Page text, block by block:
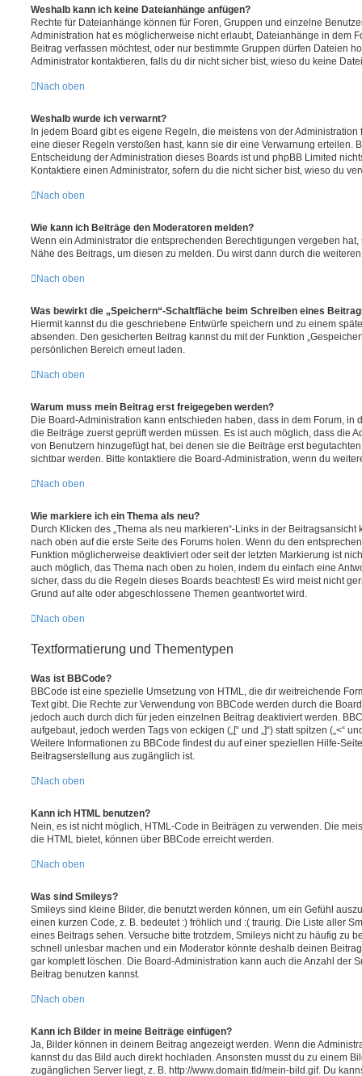
Weshalb kann ich keine Dateianhänge anfügen?
Rechte für Dateianhänge können für Foren, Gruppen und einzelne
Administration hat es möglicherweise nicht erlaubt, Dateianhänge in dem
Beitrag verfassen möchtest, oder nur bestimmte Gruppen dürfen Dateien
Administrator kontaktieren, falls du dir nicht sicher bist, wieso du keine
Nach oben
Weshalb wurde ich verwarnt?
In jedem Board gibt es eigene Regeln, die meistens von der
eine dieser Regeln verstoßen hast, kann sie dir eine Verwarnung erteilen.
Entscheidung der Administration dieses Boards ist und phpBB Limited
Kontaktiere einen Administrator, sofern du die nicht sicher bist, wieso du
Nach oben
Wie kann ich Beiträge den Moderatoren melden?
Wenn ein Administrator die entsprechenden Berechtigungen vergeben
Nähe des Beitrags, um diesen zu melden. Du wirst dann durch die
Nach oben
Was bewirkt die „Speichern“-Schaltfläche beim Schreiben eines
Hiermit kannst du die geschriebene Entwürfe speichern und zu einem
absenden. Den gesicherten Beitrag kannst du mit der Funktion
persönlichen Bereich erneut laden.
Nach oben
Warum muss mein Beitrag erst freigegeben werden?
Die Board-Administration kann entschieden haben, dass in dem Forum, in
die Beiträge zuerst geprüft werden müssen. Es ist auch möglich, dass die
von Benutzern hinzugefügt hat, bei denen sie die Beiträge erst
sichtbar werden. Bitte kontaktiere die Board-Administration, wenn du
Nach oben
Wie markiere ich ein Thema als neu?
Durch Klicken des „Thema als neu markieren“-Links in der
nach oben auf die erste Seite des Forums holen. Wenn du den
Funktion möglicherweise deaktiviert oder seit der letzten Markierung ist
auch möglich, das Thema nach oben zu holen, indem du einfach eine
sicher, dass du die Regeln dieses Boards beachtest! Es wird meist nicht
Grund auf alte oder abgeschlossene Themen geantwortet wird.
Nach oben
Textformatierung und Thementypen
Was ist BBCode?
BBCode ist eine spezielle Umsetzung von HTML, die dir weitreichende
Text gibt. Die Rechte zur Verwendung von BBCode werden durch die
jedoch auch durch dich für jeden einzelnen Beitrag deaktiviert werden.
aufgebaut, jedoch werden Tags von eckigen („[“ und „]“) statt spitzen („<“
Weitere Informationen zu BBCode findest du auf einer speziellen Hilfe-
Beitragserstellung aus zugänglich ist.
Nach oben
Kann ich HTML benutzen?
Nein, es ist nicht möglich, HTML-Code in Beiträgen zu verwenden. Die
die HTML bietet, können über BBCode erreicht werden.
Nach oben
Was sind Smileys?
Smileys sind kleine Bilder, die benutzt werden können, um ein Gefühl
einen kurzen Code, z. B. bedeutet :) fröhlich und :( traurig. Die Liste aller
eines Beitrags sehen. Versuche bitte trotzdem, Smileys nicht zu häufig zu
schnell unlesbar machen und ein Moderator könnte deshalb deinen
gar komplett löschen. Die Board-Administration kann auch die Anzahl der
Beitrag benutzen kannst.
Nach oben
Kann ich Bilder in meine Beiträge einfügen?
Ja, Bilder können in deinem Beitrag angezeigt werden. Wenn die
kannst du das Bild auch direkt hochladen. Ansonsten musst du zu einem
zugänglichen Server liegt, z. B. http://www.domain.tld/mein-bild.gif. Du